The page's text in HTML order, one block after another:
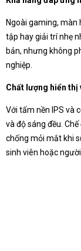
Ngoài gaming, màn
tập hay giải trí nhẹ
bản, nhưng không
nghiệp.
Chất lượng hiển thị
Với tấm nền IPS và
và độ sáng đều.
chống mỏi mắt khi
sinh viên hoặc